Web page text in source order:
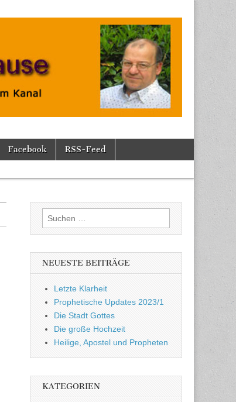
Facebook RSS-Feed
Suchen
nach:
NEUESTE BEITRÄGE
Letzte Klarheit
Prophetische Updates 2023/1
Die Stadt Gottes
Die große Hochzeit
Heilige, Apostel und Propheten
KATEGORIEN